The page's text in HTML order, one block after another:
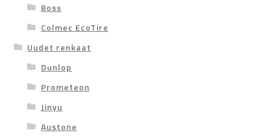
Boss
Colmec EcoTire
Uudet renkaat
Dunlop
Prometeon
Jinyu
Austone